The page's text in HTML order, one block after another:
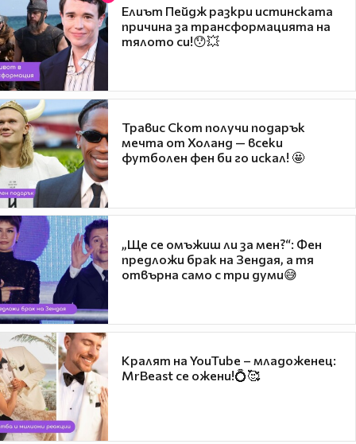
Елиът Пейдж разкри истинската
причина за трансформацията на
тялото си!😯💥
Травис Скот получи подарък
мечта от Холанд — всеки
футболен фен би го искал! 🤩
„Ще се омъжиш ли за мен?“: Фен
предложи брак на Зендая, а тя
отвърна само с три думи😅
Кралят на YouTube – младоженец:
MrBeast се ожени!💍🥰